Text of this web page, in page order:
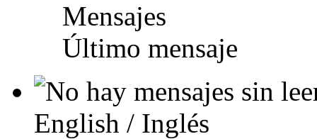
Mensajes
Último mensaje
English / Inglés